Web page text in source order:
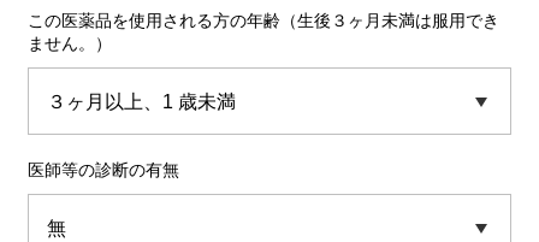
この医薬品を使用される方の年齢（生後３ヶ月未満は服用でき
ません。）
医師等の診断の有無